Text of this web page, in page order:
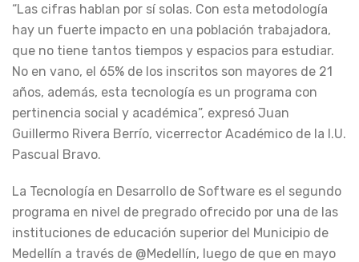
“Las cifras hablan por sí solas. Con esta metodología
hay un fuerte impacto en una población trabajadora,
que no tiene tantos tiempos y espacios para estudiar.
No en vano, el 65% de los inscritos son mayores de 21
años, además, esta tecnología es un programa con
pertinencia social y académica”, expresó Juan
Guillermo Rivera Berrío, vicerrector Académico de la I.U.
Pascual Bravo.
La Tecnología en Desarrollo de Software es el segundo
programa en nivel de pregrado ofrecido por una de las
instituciones de educación superior del Municipio de
Medellín a través de @Medellín, luego de que en mayo